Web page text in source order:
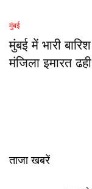
मुंबई
मुंबई में भारी
मंजिला इमारत
ताजा खबरें